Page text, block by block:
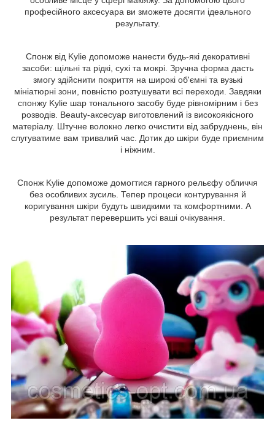
професійного аксесуара ви зможете досягти ідеального
результату.
Спонж від Kylie допоможе нанести будь-які декоративні
засоби: щільні та рідкі, сухі та мокрі. Зручна форма дасть
змогу здійснити покриття на широкі об'ємні та вузькі
мініатюрні зони, повністю розтушувати всі переходи. Завдяки
спонжу Kylie шар тонального засобу буде рівномірним і без
розводів. Beauty-аксесуар виготовлений із високоякісного
матеріалу. Штучне волокно легко очистити від забруднень, він
слугуватиме вам тривалий час. Дотик до шкіри буде приємним
і ніжним.
Спонж Kylie допоможе домогтися гарного рельєфу обличчя
без особливих зусиль. Тепер процеси контурування й
коригування шкіри будуть швидкими та комфортними. А
результат перевершить усі ваші очікування.